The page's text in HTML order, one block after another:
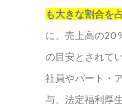
も大きな割合を
に、売上高の20
の目安とされて
社員やパート・
与、法定福利厚